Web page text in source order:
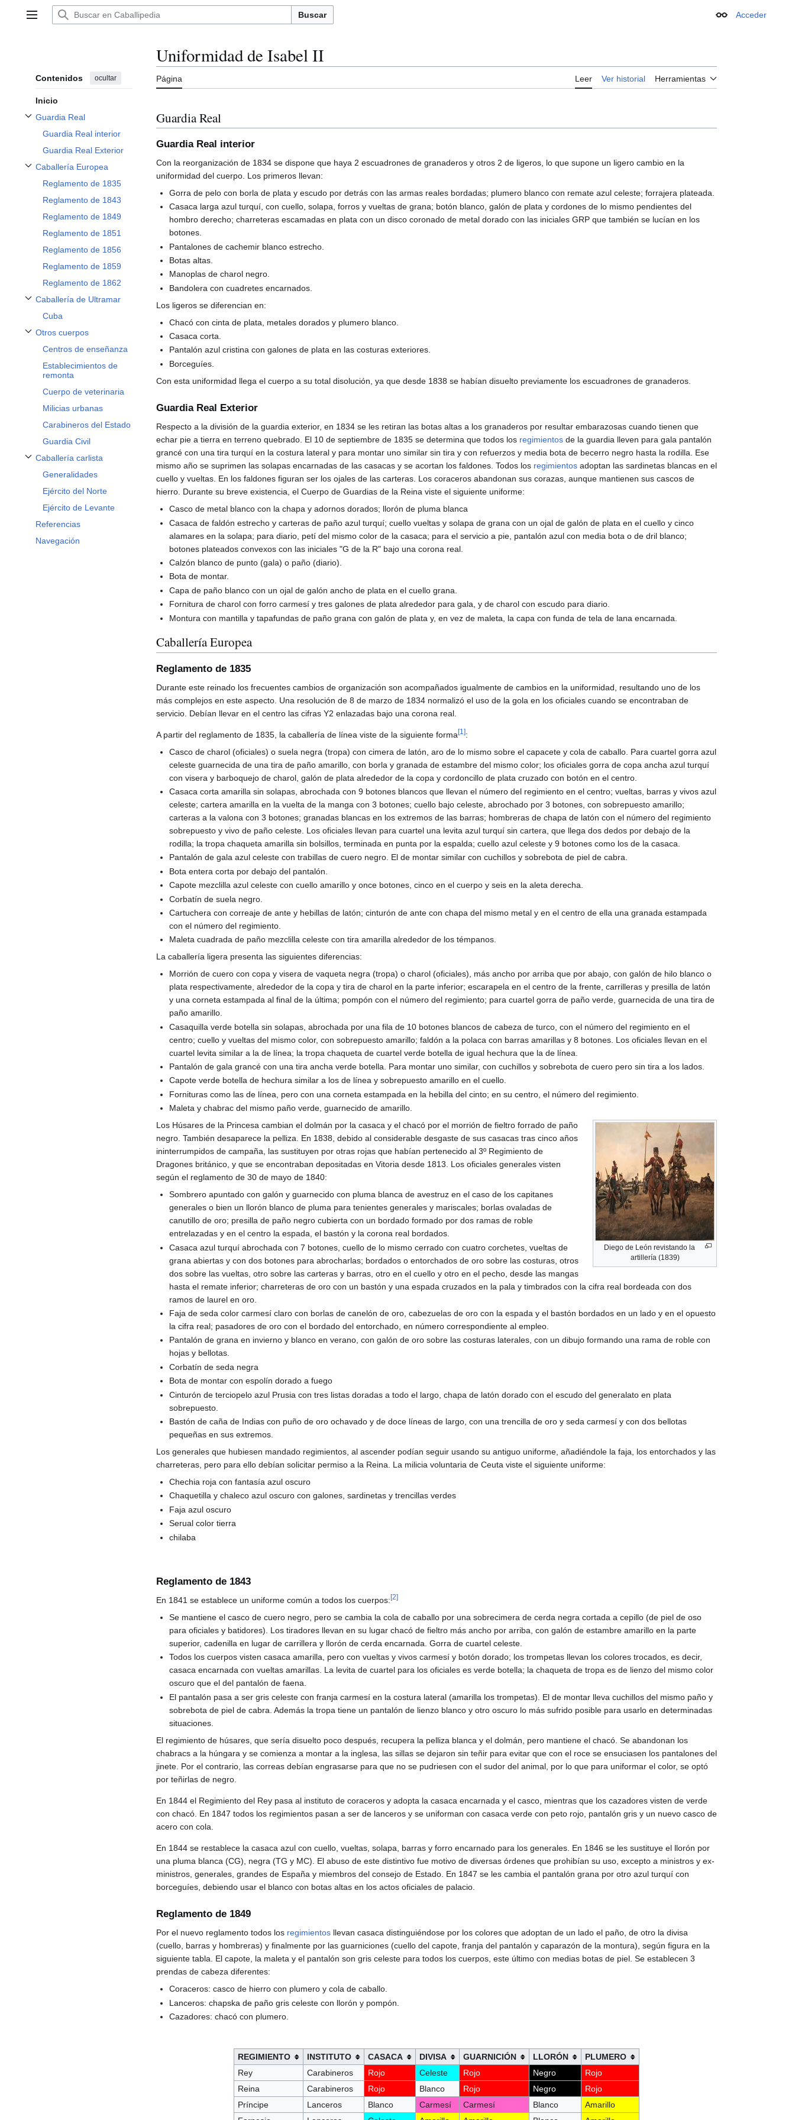
Menú principal Buscar Apariencia
Acceder
Contenidos ocultar
Inicio
Guardia Real
Alternar subsección Guardia Real
Guardia Real interior
Guardia Real Exterior
Caballería Europea
Alternar subsección Caballería Europea
Reglamento de 1835
Reglamento de 1843
Reglamento de 1849
Reglamento de 1851
Reglamento de 1856
Reglamento de 1859
Reglamento de 1862
Caballería de Ultramar
Alternar subsección Caballería de Ultramar
Cuba
Otros cuerpos
Alternar subsección Otros cuerpos
Centros de enseñanza
Establecimientos de
remonta
Cuerpo de veterinaria
Milicias urbanas
Carabineros del Estado
Guardia Civil
Caballería carlista
Alternar subsección Caballería carlista
Generalidades
Ejército del Norte
Ejército de Levante
Referencias
Navegación
Uniformidad de Isabel II
Página Leer Ver historial Herramientas
Guardia Real
Guardia Real interior
Con la reorganización de 1834 se dispone que haya 2 escuadrones de granaderos y otros 2 de ligeros, lo que supone un ligero cambio en la
uniformidad del cuerpo. Los primeros llevan:
Gorra de pelo con borla de plata y escudo por detrás con las armas reales bordadas; plumero blanco con remate azul celeste; forrajera plateada.
Casaca larga azul turquí, con cuello, solapa, forros y vueltas de grana; botón blanco, galón de plata y cordones de lo mismo pendientes del
hombro derecho; charreteras escamadas en plata con un disco coronado de metal dorado con las iniciales GRP que también se lucían en los
botones.
Pantalones de cachemir blanco estrecho.
Botas altas.
Manoplas de charol negro.
Bandolera con cuadretes encarnados.
Los ligeros se diferencian en:
Chacó con cinta de plata, metales dorados y plumero blanco.
Casaca corta.
Pantalón azul cristina con galones de plata en las costuras exteriores.
Borceguíes.
Con esta uniformidad llega el cuerpo a su total disolución, ya que desde 1838 se habían disuelto previamente los escuadrones de granaderos.
Guardia Real Exterior
Respecto a la división de la guardia exterior, en 1834 se les retiran las botas altas a los granaderos por resultar embarazosas cuando tienen que
echar pie a tierra en terreno quebrado. El 10 de septiembre de 1835 se determina que todos los regimientos de la guardia lleven para gala pantalón
grancé con una tira turquí en la costura lateral y para montar uno similar sin tira y con refuerzos y media bota de becerro negro hasta la rodilla. Ese
mismo año se suprimen las solapas encarnadas de las casacas y se acortan los faldones. Todos los regimientos adoptan las sardinetas blancas en el
cuello y vueltas. En los faldones figuran ser los ojales de las carteras. Los coraceros abandonan sus corazas, aunque mantienen sus cascos de
hierro. Durante su breve existencia, el Cuerpo de Guardias de la Reina viste el siguiente uniforme:
Casco de metal blanco con la chapa y adornos dorados; llorón de pluma blanca
Casaca de faldón estrecho y carteras de paño azul turquí; cuello vueltas y solapa de grana con un ojal de galón de plata en el cuello y cinco
alamares en la solapa; para diario, petí del mismo color de la casaca; para el servicio a pie, pantalón azul con media bota o de dril blanco;
botones plateados convexos con las iniciales "G de la R" bajo una corona real.
Calzón blanco de punto (gala) o paño (diario).
Bota de montar.
Capa de paño blanco con un ojal de galón ancho de plata en el cuello grana.
Fornitura de charol con forro carmesí y tres galones de plata alrededor para gala, y de charol con escudo para diario.
Montura con mantilla y tapafundas de paño grana con galón de plata y, en vez de maleta, la capa con funda de tela de lana encarnada.
Caballería Europea
Reglamento de 1835
Durante este reinado los frecuentes cambios de organización son acompañados igualmente de cambios en la uniformidad, resultando uno de los
más complejos en este aspecto. Una resolución de 8 de marzo de 1834 normalizó el uso de la gola en los oficiales cuando se encontraban de
servicio. Debían llevar en el centro las cifras Y2 enlazadas bajo una corona real.
A partir del reglamento de 1835, la caballería de línea viste de la siguiente forma[1 ]:
Casco de charol (oficiales) o suela negra (tropa) con cimera de latón, aro de lo mismo sobre el capacete y cola de caballo. Para cuartel gorra azul
celeste guarnecida de una tira de paño amarillo, con borla y granada de estambre del mismo color; los oficiales gorra de copa ancha azul turquí
con visera y barboquejo de charol, galón de plata alrededor de la copa y cordoncillo de plata cruzado con botón en el centro.
Casaca corta amarilla sin solapas, abrochada con 9 botones blancos que llevan el número del regimiento en el centro; vueltas, barras y vivos azul
celeste; cartera amarilla en la vuelta de la manga con 3 botones; cuello bajo celeste, abrochado por 3 botones, con sobrepuesto amarillo;
carteras a la valona con 3 botones; granadas blancas en los extremos de las barras; hombreras de chapa de latón con el número del regimiento
sobrepuesto y vivo de paño celeste. Los oficiales llevan para cuartel una levita azul turquí sin cartera, que llega dos dedos por debajo de la
rodilla; la tropa chaqueta amarilla sin bolsillos, terminada en punta por la espalda; cuello azul celeste y 9 botones como los de la casaca.
Pantalón de gala azul celeste con trabillas de cuero negro. El de montar similar con cuchillos y sobrebota de piel de cabra.
Bota entera corta por debajo del pantalón.
Capote mezclilla azul celeste con cuello amarillo y once botones, cinco en el cuerpo y seis en la aleta derecha.
Corbatín de suela negro.
Cartuchera con correaje de ante y hebillas de latón; cinturón de ante con chapa del mismo metal y en el centro de ella una granada estampada
con el número del regimiento.
Maleta cuadrada de paño mezclilla celeste con tira amarilla alrededor de los témpanos.
La caballería ligera presenta las siguientes diferencias:
Morrión de cuero con copa y visera de vaqueta negra (tropa) o charol (oficiales), más ancho por arriba que por abajo, con galón de hilo blanco o
plata respectivamente, alrededor de la copa y tira de charol en la parte inferior; escarapela en el centro de la frente, carrilleras y presilla de latón
y una corneta estampada al final de la última; pompón con el número del regimiento; para cuartel gorra de paño verde, guarnecida de una tira de
paño amarillo.
Casaquilla verde botella sin solapas, abrochada por una fila de 10 botones blancos de cabeza de turco, con el número del regimiento en el
centro; cuello y vueltas del mismo color, con sobrepuesto amarillo; faldón a la polaca con barras amarillas y 8 botones. Los oficiales llevan en el
cuartel levita similar a la de línea; la tropa chaqueta de cuartel verde botella de igual hechura que la de línea.
Pantalón de gala grancé con una tira ancha verde botella. Para montar uno similar, con cuchillos y sobrebota de cuero pero sin tira a los lados.
Capote verde botella de hechura similar a los de línea y sobrepuesto amarillo en el cuello.
Fornituras como las de línea, pero con una corneta estampada en la hebilla del cinto; en su centro, el número del regimiento.
Maleta y chabrac del mismo paño verde, guarnecido de amarillo.
Diego de León revistando la
artillería (1839)
Los Húsares de la Princesa cambian el dolmán por la casaca y el chacó por el morrión de fieltro forrado de paño
negro. También desaparece la pelliza. En 1838, debido al considerable desgaste de sus casacas tras cinco años
ininterrumpidos de campaña, las sustituyen por otras rojas que habían pertenecido al 3º Regimiento de
Dragones británico, y que se encontraban depositadas en Vitoria desde 1813. Los oficiales generales visten
según el reglamento de 30 de mayo de 1840:
Sombrero apuntado con galón y guarnecido con pluma blanca de avestruz en el caso de los capitanes
generales o bien un llorón blanco de pluma para tenientes generales y mariscales; borlas ovaladas de
canutillo de oro; presilla de paño negro cubierta con un bordado formado por dos ramas de roble
entrelazadas y en el centro la espada, el bastón y la corona real bordados.
Casaca azul turquí abrochada con 7 botones, cuello de lo mismo cerrado con cuatro corchetes, vueltas de
grana abiertas y con dos botones para abrocharlas; bordados o entorchados de oro sobre las costuras, otros
dos sobre las vueltas, otro sobre las carteras y barras, otro en el cuello y otro en el pecho, desde las mangas
hasta el remate inferior; charreteras de oro con un bastón y una espada cruzados en la pala y timbrados con la cifra real bordeada con dos
ramos de laurel en oro.
Faja de seda color carmesí claro con borlas de canelón de oro, cabezuelas de oro con la espada y el bastón bordados en un lado y en el opuesto
la cifra real; pasadores de oro con el bordado del entorchado, en número correspondiente al empleo.
Pantalón de grana en invierno y blanco en verano, con galón de oro sobre las costuras laterales, con un dibujo formando una rama de roble con
hojas y bellotas.
Corbatín de seda negra
Bota de montar con espolín dorado a fuego
Cinturón de terciopelo azul Prusia con tres listas doradas a todo el largo, chapa de latón dorado con el escudo del generalato en plata
sobrepuesto.
Bastón de caña de Indias con puño de oro ochavado y de doce líneas de largo, con una trencilla de oro y seda carmesí y con dos bellotas
pequeñas en sus extremos.
Los generales que hubiesen mandado regimientos, al ascender podían seguir usando su antiguo uniforme, añadiéndole la faja, los entorchados y las
charreteras, pero para ello debían solicitar permiso a la Reina. La milicia voluntaria de Ceuta viste el siguiente uniforme:
Chechia roja con fantasía azul oscuro
Chaquetilla y chaleco azul oscuro con galones, sardinetas y trencillas verdes
Faja azul oscuro
Serual color tierra
chilaba
Reglamento de 1843
En 1841 se establece un uniforme común a todos los cuerpos: [2]
Se mantiene el casco de cuero negro, pero se cambia la cola de caballo por una sobrecimera de cerda negra cortada a cepillo (de piel de oso
para oficiales y batidores). Los tiradores llevan en su lugar chacó de fieltro más ancho por arriba, con galón de estambre amarillo en la parte
superior, cadenilla en lugar de carrillera y llorón de cerda encarnada. Gorra de cuartel celeste.
Todos los cuerpos visten casaca amarilla, pero con vueltas y vivos carmesí y botón dorado; los trompetas llevan los colores trocados, es decir,
casaca encarnada con vueltas amarillas. La levita de cuartel para los oficiales es verde botella; la chaqueta de tropa es de lienzo del mismo color
oscuro que el del pantalón de faena.
El pantalón pasa a ser gris celeste con franja carmesí en la costura lateral (amarilla los trompetas). El de montar lleva cuchillos del mismo paño y
sobrebota de piel de cabra. Además la tropa tiene un pantalón de lienzo blanco y otro oscuro lo más sufrido posible para usarlo en determinadas
situaciones.
El regimiento de húsares, que sería disuelto poco después, recupera la pelliza blanca y el dolmán, pero mantiene el chacó. Se abandonan los
chabracs a la húngara y se comienza a montar a la inglesa, las sillas se dejaron sin teñir para evitar que con el roce se ensuciasen los pantalones del
jinete. Por el contrario, las correas debían engrasarse para que no se pudriesen con el sudor del animal, por lo que para uniformar el color, se optó
por teñirlas de negro.
En 1844 el Regimiento del Rey pasa al instituto de coraceros y adopta la casaca encarnada y el casco, mientras que los cazadores visten de verde
con chacó. En 1847 todos los regimientos pasan a ser de lanceros y se uniforman con casaca verde con peto rojo, pantalón gris y un nuevo casco de
acero con cola.
En 1844 se restablece la casaca azul con cuello, vueltas, solapa, barras y forro encarnado para los generales. En 1846 se les sustituye el llorón por
una pluma blanca (CG), negra (TG y MC). El abuso de este distintivo fue motivo de diversas órdenes que prohibían su uso, excepto a ministros y ex-
ministros, generales, grandes de España y miembros del consejo de Estado. En 1847 se les cambia el pantalón grana por otro azul turquí con
borceguíes, debiendo usar el blanco con botas altas en los actos oficiales de palacio.
Reglamento de 1849
Por el nuevo reglamento todos los regimientos llevan casaca distinguiéndose por los colores que adoptan de un lado el paño, de otro la divisa
(cuello, barras y hombreras) y finalmente por las guarniciones (cuello del capote, franja del pantalón y caparazón de la montura), según figura en la
siguiente tabla. El capote, la maleta y el pantalón son gris celeste para todos los cuerpos, este último con medias botas de piel. Se establecen 3
prendas de cabeza diferentes:
Coraceros: casco de hierro con plumero y cola de caballo.
Lanceros: chapska de paño gris celeste con llorón y pompón.
Cazadores: chacó con plumero.
REGIMIENTO INSTITUTO CASACA DIVISA GUARNICIÓN LLORÓN
PLUMERO
Rey
Carabineros Rojo Celeste Rojo Negro
Rojo
Reina
Carabineros Rojo Blanco Rojo Negro
Rojo
Príncipe
Lanceros Blanco Carmesí Carmesí Blanco
Amarillo